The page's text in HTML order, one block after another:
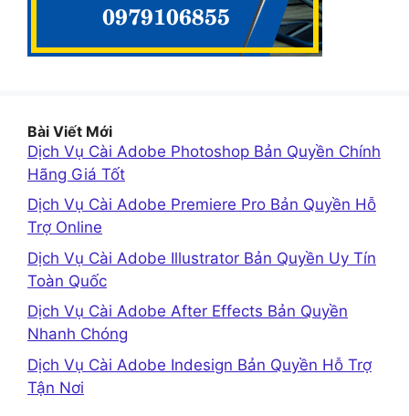
Bài Viết Mới
Dịch Vụ Cài Adobe Photoshop Bản Quyền Chính
Hãng Giá Tốt
Dịch Vụ Cài Adobe Premiere Pro Bản Quyền Hỗ
Trợ Online
Dịch Vụ Cài Adobe Illustrator Bản Quyền Uy Tín
Toàn Quốc
Dịch Vụ Cài Adobe After Effects Bản Quyền
Nhanh Chóng
Dịch Vụ Cài Adobe Indesign Bản Quyền Hỗ Trợ
Tận Nơi